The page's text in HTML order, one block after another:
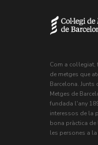
Com a
de metges que
Barcelona. Junts
Metges de
fundada l'any
interessos de la
bona pràctica
les persones a